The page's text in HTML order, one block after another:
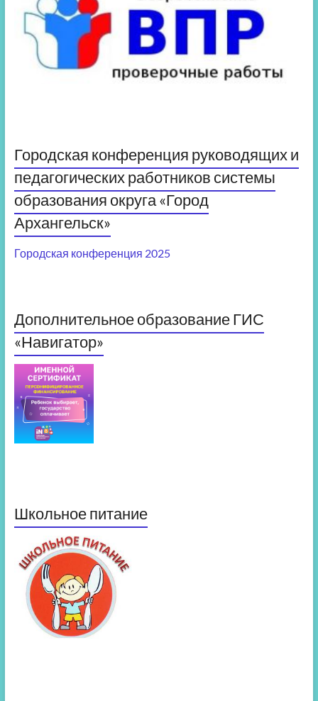
Городская конференция руководящих и
педагогических работников системы
образования округа «Город
Архангельск»
Городская конференция 2025
Дополнительное образование ГИС
«Навигатор»
Школьное питание